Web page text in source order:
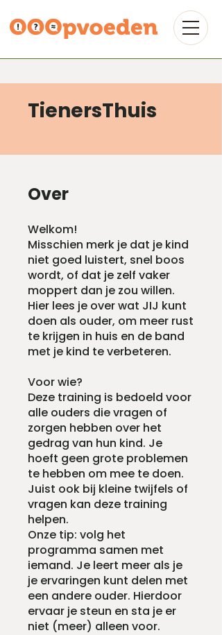
TienersThuis
Over
Welkom!
Misschien merk je dat je kind
niet goed luistert, snel boos
wordt, of dat je zelf vaker
moppert dan je zou willen.
Hier lees je over wat JIJ kunt
doen als ouder, om meer rust
te krijgen in huis en de band
met je kind te verbeteren.
Voor wie?
Deze training is bedoeld voor
alle ouders die vragen of
zorgen hebben over het
gedrag van hun kind. Je
hoeft geen grote problemen
te hebben om mee te doen.
Juist ook bij kleine twijfels of
vragen kan deze training
helpen.
Onze tip: volg het
programma samen met
iemand. Je leert meer als je
je ervaringen kunt delen met
een andere ouder. Hierdoor
ervaar je steun en sta je er
niet (meer) alleen voor.